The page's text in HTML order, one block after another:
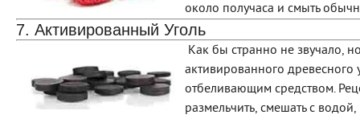
около получаса и смыть
7. Активированный Уголь
Как бы странно не звучало,
активированного
отбеливающим средством.
размельчить, смешать с